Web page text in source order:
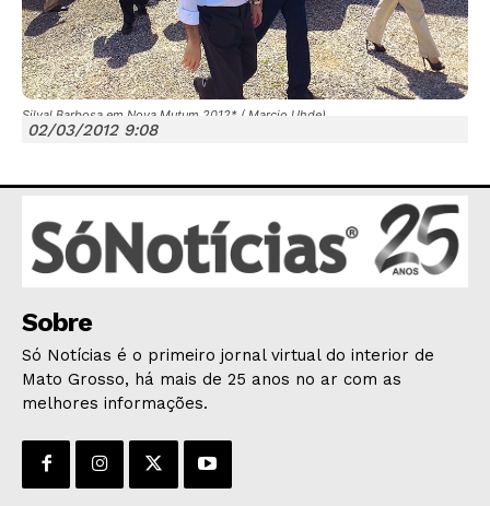
POLÍTICA
POLÍCIA
ESPORTES
OPINIÃO
GERAL
Silval Barbosa em Nova Mutum 2012* ( Marcio Uhde)
02/03/2012 9:08
Sobre
Só Notícias é o primeiro jornal virtual do interior de
Mato Grosso, há mais de 25 anos no ar com as
melhores informações.